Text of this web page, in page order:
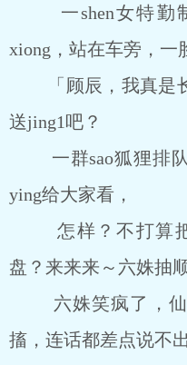
一shen女特勤制
xiong，站在车旁，一
「顾辰，我真是长
送jing1吧？
一群sao狐狸排队
ying给大家看，
怎样？不打算把
盘？来来来～六姝抽
六姝笑疯了，仙
搐，连话都差点说不出